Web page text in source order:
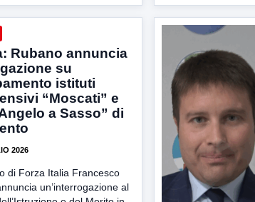
Rubano annuncia
su
istituti
“Moscati” e
a Sasso” di
2026
di Forza Italia Francesco
un’interrogazione al